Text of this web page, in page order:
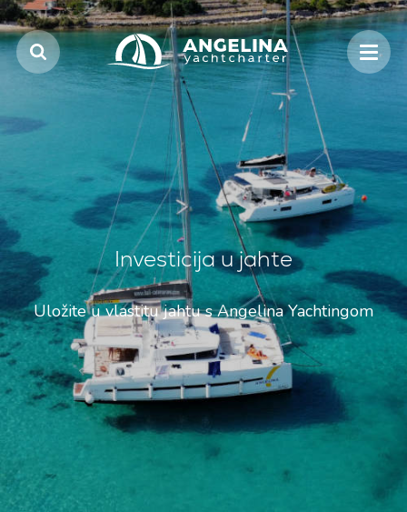
Investicija u jahte
Uložite u vlastitu jahtu s Angelina Yachtingom